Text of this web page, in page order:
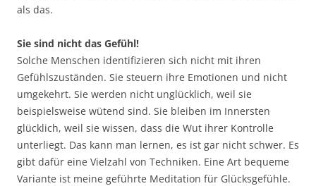
als das.
Sie sind nicht das Gefühl!
Solche Menschen identifizieren sich nicht mit ihren
Gefühlszuständen. Sie steuern ihre Emotionen und nicht
umgekehrt. Sie werden nicht unglücklich, weil sie
beispielsweise wütend sind. Sie bleiben im Innersten
glücklich, weil sie wissen, dass die Wut ihrer Kontrolle
unterliegt. Das kann man lernen, es ist gar nicht schwer. Es
gibt dafür eine Vielzahl von Techniken. Eine Art bequeme
Variante ist meine geführte Meditation für Glücksgefühle.